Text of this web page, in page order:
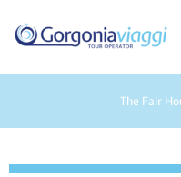
contenuto
The Fair